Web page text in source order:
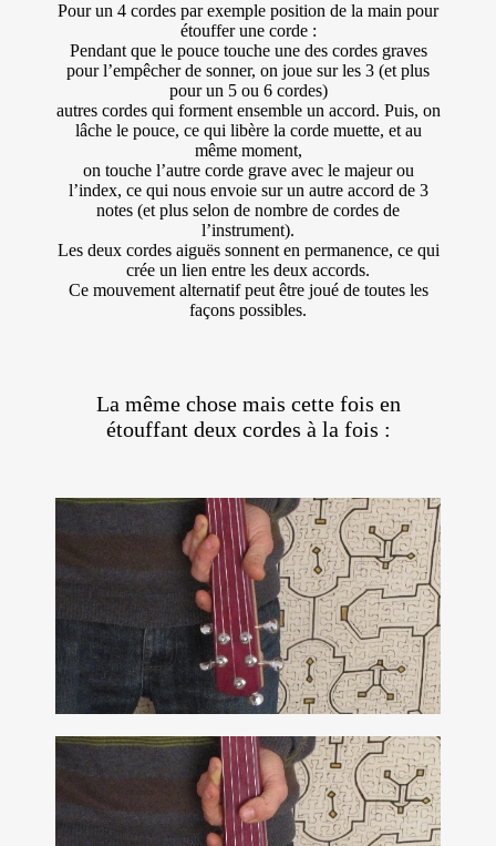
Pour un 4 cordes par exemple position de la main pour
étouffer une corde :
Pendant que le pouce touche une des cordes graves
pour l’empêcher de sonner, on joue sur les 3 (et plus
pour un 5 ou 6 cordes)
autres cordes qui forment ensemble un accord. Puis, on
lâche le pouce, ce qui libère la corde muette, et au
même moment,
on touche l’autre corde grave avec le majeur ou
l’index, ce qui nous envoie sur un autre accord de 3
notes (et plus selon de nombre de cordes de
l’instrument).
Les deux cordes aiguës sonnent en permanence, ce qui
crée un lien entre les deux accords.
Ce mouvement alternatif peut être joué de toutes les
façons possibles.
La même chose mais cette fois en
étouffant deux cordes à la fois :